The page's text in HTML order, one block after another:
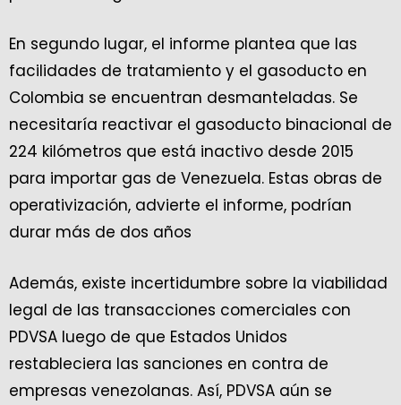
En segundo lugar, el informe plantea que las
facilidades de tratamiento y el gasoducto en
Colombia se encuentran desmanteladas. Se
necesitaría reactivar el gasoducto binacional de
224 kilómetros que está inactivo desde 2015
para importar gas de Venezuela. Estas obras de
operativización, advierte el informe, podrían
durar más de dos años
Además, existe incertidumbre sobre la viabilidad
legal de las transacciones comerciales con
PDVSA luego de que Estados Unidos
restableciera las sanciones en contra de
empresas venezolanas. Así, PDVSA aún se